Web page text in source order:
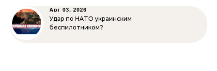
Авг 03, 2026
Удар по НАТО украинским
беспилотником?